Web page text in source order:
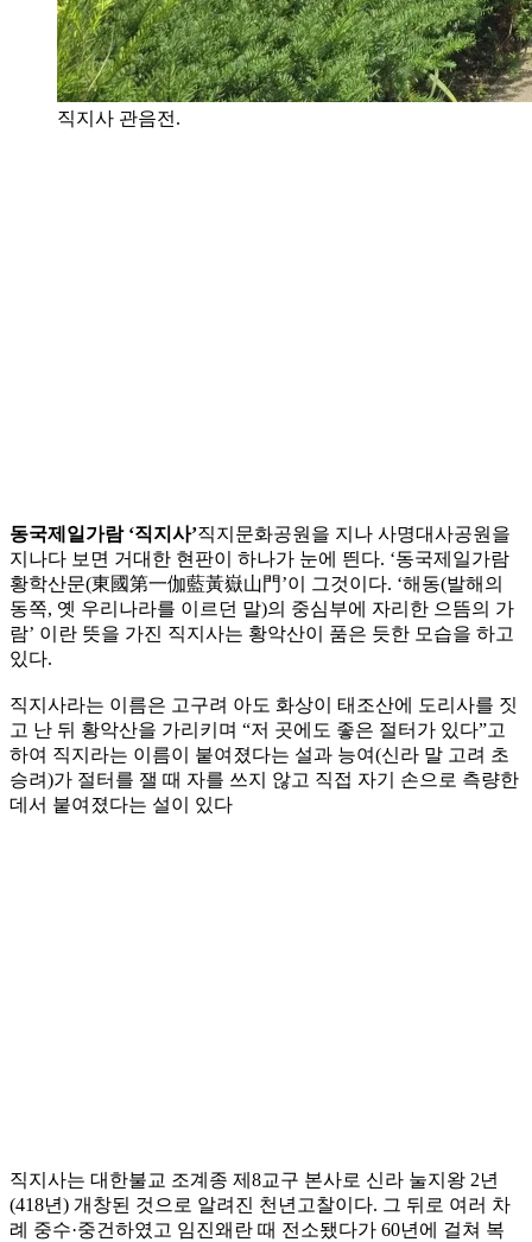
직지사 관음전.
동국제일가람 ‘직지사’직지문화공원을 지나 사명대사공원을
지나다 보면 거대한 현판이 하나가 눈에 띈다. ‘동국제일가람
황학산문(東國第一伽藍黃嶽山門’이 그것이다. ‘해동(발해의
동쪽, 옛 우리나라를 이르던 말)의 중심부에 자리한 으뜸의 가
람’ 이란 뜻을 가진 직지사는 황악산이 품은 듯한 모습을 하고
있다.
직지사라는 이름은 고구려 아도 화상이 태조산에 도리사를 짓
고 난 뒤 황악산을 가리키며 “저 곳에도 좋은 절터가 있다”고
하여 직지라는 이름이 붙여졌다는 설과 능여(신라 말 고려 초
승려)가 절터를 잴 때 자를 쓰지 않고 직접 자기 손으로 측량한
데서 붙여졌다는 설이 있다
직지사는 대한불교 조계종 제8교구 본사로 신라 눌지왕 2년
(418년) 개창된 것으로 알려진 천년고찰이다. 그 뒤로 여러 차
례 중수·중건하였고 임진왜란 때 전소됐다가 60년에 걸쳐 복